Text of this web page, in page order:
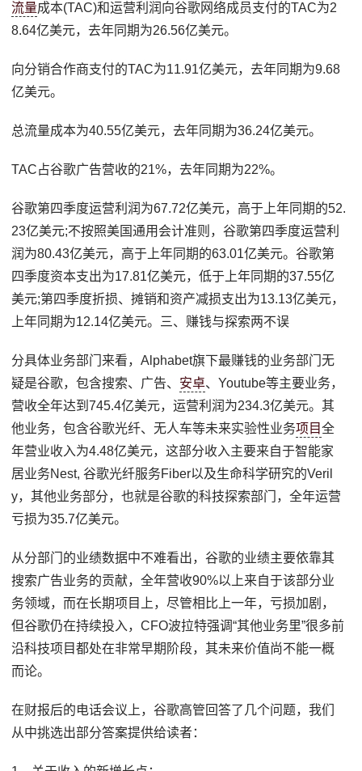
流量成本(TAC)和运营利润向谷歌网络成员支付的TAC为2
8.64亿美元，去年同期为26.56亿美元。
向分销合作商支付的TAC为11.91亿美元，去年同期为9.68
亿美元。
总流量成本为40.55亿美元，去年同期为36.24亿美元。
TAC占谷歌广告营收的21%，去年同期为22%。
谷歌第四季度运营利润为67.72亿美元，高于上年同期的52.
23亿美元;不按照美国通用会计准则，谷歌第四季度运营利
润为80.43亿美元，高于上年同期的63.01亿美元。谷歌第
四季度资本支出为17.81亿美元，低于上年同期的37.55亿
美元;第四季度折损、摊销和资产减损支出为13.13亿美元，
上年同期为12.14亿美元。三、赚钱与探索两不误
分具体业务部门来看，Alphabet旗下最赚钱的业务部门无
疑是谷歌，包含搜索、广告、 安卓、Youtube等主要业务，
营收全年达到745.4亿美元，运营利润为234.3亿美元。其
他业务，包含谷歌光纤、无人车等未来实验性业务项目全
年营业收入为4.48亿美元，这部分收入主要来自于智能家
居业务Nest, 谷歌光纤服务Fiber以及生命科学研究的Veril
y，其他业务部分，也就是谷歌的科技探索部门，全年运营
亏损为35.7亿美元。
从分部门的业绩数据中不难看出，谷歌的业绩主要依靠其
搜索广告业务的贡献，全年营收90%以上来自于该部分业
务领域，而在长期项目上，尽管相比上一年，亏损加剧，
但谷歌仍在持续投入，CFO波拉特强调“其他业务里”很多前
沿科技项目都处在非常早期阶段，其未来价值尚不能一概
而论。
在财报后的电话会议上，谷歌高管回答了几个问题，我们
从中挑选出部分答案提供给读者：